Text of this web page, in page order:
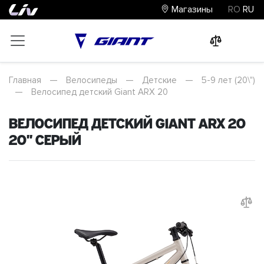
Магазины RO RU
Главная — Велосипеды — Детские —
5-9 лет (20\")
—
Велосипед детский Giant ARX 20
Велосипед детский Giant ARX 20
20" Серый